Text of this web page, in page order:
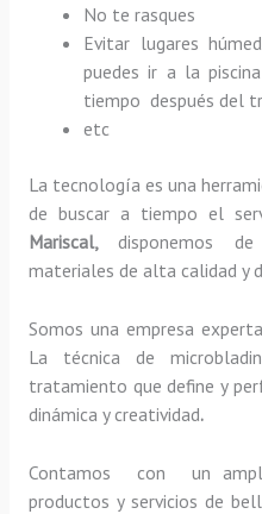
No te rasques
Evitar lugares
puedes ir a la
tiempo después del
etc
La tecnología es una
de buscar a tiempo el
Mariscal,disponemos
materiales de alta calidad y
Somos una empresa
La técnica de
tratamiento que define y
dinámica y creatividad.
Contamos con un
productos y servicios de